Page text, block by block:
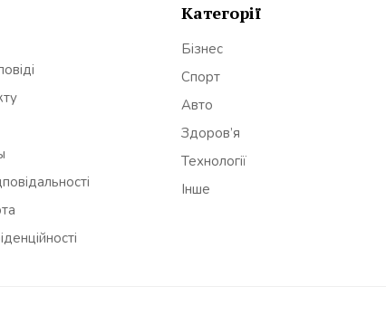
Категорії
Бізнес
Спорт
Авто
Здоров’я
Технології
Інше